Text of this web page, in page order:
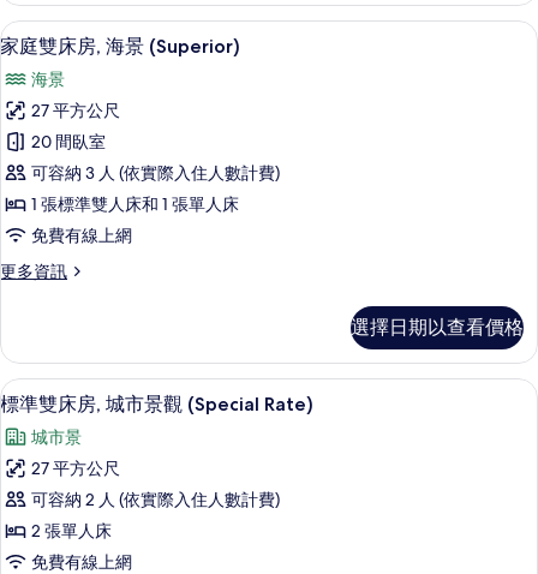
bed)
的
詳
情
顯
示
家
庭
雙
床
房,
景
的
所
有
相
片
高級寢具、羽絨被、客房內保險箱、書
11
家庭雙床房, 海景 (Superior)
海景
27 平方公尺
20 間臥室
可容納 3 人 (依實際入住人數計費)
1 張標準雙人床和 1 張單人床
免費有線上網
更多資訊
更
雙
床
房,
景
(Superior)
的
詳
情
選擇日期以查看價格
顯
示
標
準
雙
床
11
標準雙床房, 城市景觀 (Special Rate)
城市景
27 平方公尺
可容納 2 人 (依實際入住人數計費)
2 張單人床
免費有線上網